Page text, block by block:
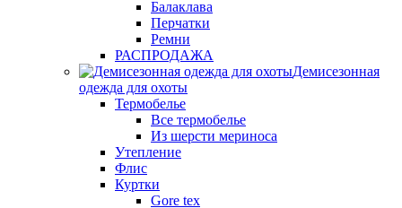
Балаклава
Перчатки
Ремни
РАСПРОДАЖА
Демисезонная
одежда для охоты
Термобелье
Все термобелье
Из шерсти мериноса
Утепление
Флис
Куртки
Gore tex